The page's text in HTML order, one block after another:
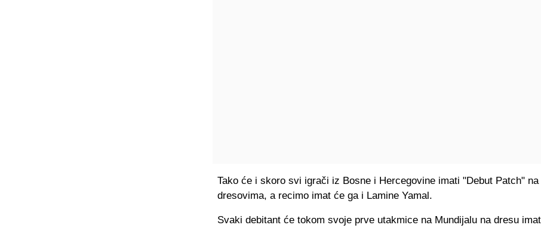
Tako će i skoro svi igrači iz Bosne i Hercegovine imati "Debut Patch"
dresovima, a recimo imat će ga i Lamine Yamal.
Svaki debitant će tokom svoje prve utakmice na Mundijalu na dresu